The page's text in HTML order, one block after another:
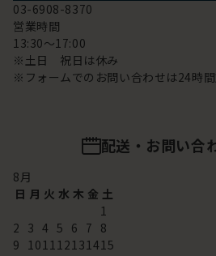
03-6908-8370
営業時間
13:30～17:00
※土日 祝日は休み
※フォームでのお問い合わせは24時間
配送・お問い合
8月
日 月 火 水 木 金 土
1
2 3 4 5 6 7 8
9 101112131415